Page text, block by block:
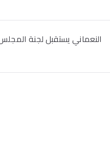
النعماني يستقبل لجنة